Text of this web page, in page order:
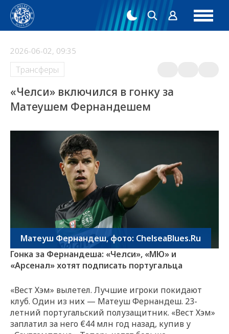
2026-06-02, 09:35
Трансферы
«Челси» включился в гонку за
Матеушем Фернандешем
Матеуш Фернандеш, фото: ChelseaBlues.Ru
Гонка за Фернандеша: «Челси», «МЮ» и
«Арсенал» хотят подписать португальца
«Вест Хэм» вылетел. Лучшие игроки покидают
клуб. Один из них — Матеуш Фернандеш. 23-
летний португальский полузащитник. «Вест Хэм»
заплатил за него €44 млн год назад, купив у